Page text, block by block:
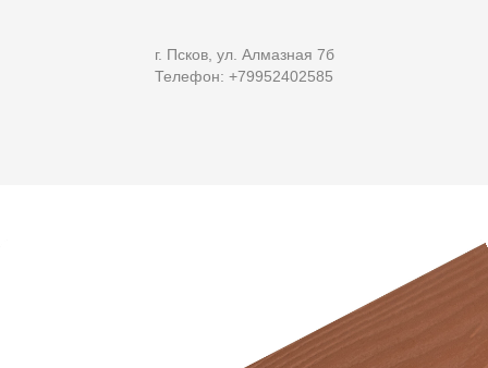
г. Псков, ул. Алмазная 7б
Телефон: +79952402585